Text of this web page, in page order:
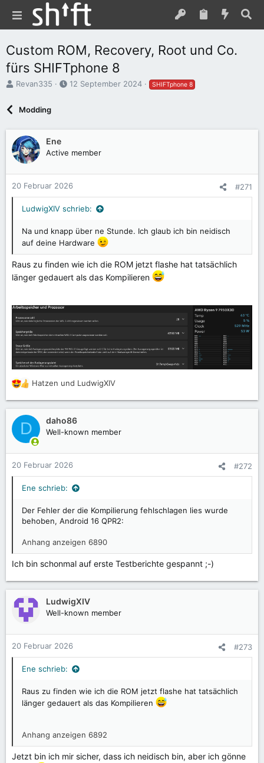
Custom ROM, Recovery, Root und Co.
fürs SHIFTphone 8
E
l
e
Revan335
E
12 September 2024 SHIFTphone 8
Modding
Ene
Active member
20 Februar 2026 #271
LudwigXIV schrieb:
Na und knapp über ne Stunde. Ich glaub ich bin neidisch
auf deine Hardware
Raus zu finden wie ich die ROM jetzt flashe hat tatsächlich
länger gedauert als das Kompilieren
R
e
a
k
t
o
n
Hatzen und LudwigXIV
D daho86
Well-known member
20 Februar 2026 #272
Ene schrieb:
Der Fehler der die Kompilierung fehlschlagen lies wurde
behoben, Android 16 QPR2:
Anhang anzeigen 6890
Ich bin schonmal auf erste Testberichte gespannt ;-)
LudwigXIV
Well-known member
20 Februar 2026 #273
Ene schrieb:
Raus zu finden wie ich die ROM jetzt flashe hat tatsächlich
länger gedauert als das Kompilieren
Anhang anzeigen 6892
Jetzt bin ich mir sicher, dass ich neidisch bin, aber ich gönne